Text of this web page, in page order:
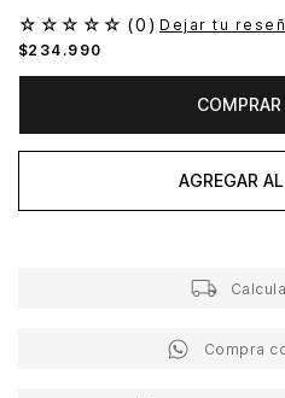
☆ ☆ ☆ ☆ ☆ (0 ) Dejar tu
$234 .990
AGREGAR
Compra